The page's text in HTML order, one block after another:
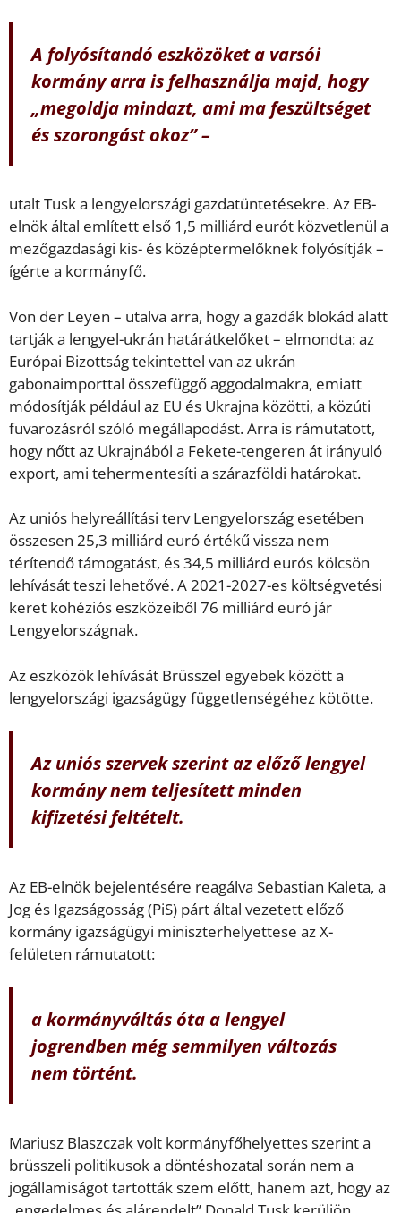
A folyósítandó eszközöket a varsói
kormány arra is felhasználja majd, hogy
„megoldja mindazt, ami ma feszültséget
és szorongást okoz” –
utalt Tusk a lengyelországi gazdatüntetésekre. Az EB-
elnök által említett első 1,5 milliárd eurót közvetlenül a
mezőgazdasági kis- és középtermelőknek folyósítják –
ígérte a kormányfő.
Von der Leyen – utalva arra, hogy a gazdák blokád alatt
tartják a lengyel-ukrán határátkelőket – elmondta: az
Európai Bizottság tekintettel van az ukrán
gabonaimporttal összefüggő aggodalmakra, emiatt
módosítják például az EU és Ukrajna közötti, a közúti
fuvarozásról szóló megállapodást. Arra is rámutatott,
hogy nőtt az Ukrajnából a Fekete-tengeren át irányuló
export, ami tehermentesíti a szárazföldi határokat.
Az uniós helyreállítási terv Lengyelország esetében
összesen 25,3 milliárd euró értékű vissza nem
térítendő támogatást, és 34,5 milliárd eurós kölcsön
lehívását teszi lehetővé. A 2021-2027-es költségvetési
keret kohéziós eszközeiből 76 milliárd euró jár
Lengyelországnak.
Az eszközök lehívását Brüsszel egyebek között a
lengyelországi igazságügy függetlenségéhez kötötte.
Az uniós szervek szerint az előző lengyel
kormány nem teljesített minden
kifizetési feltételt.
Az EB-elnök bejelentésére reagálva Sebastian Kaleta, a
Jog és Igazságosság (PiS) párt által vezetett előző
kormány igazságügyi miniszterhelyettese az X-
felületen rámutatott:
a kormányváltás óta a lengyel
jogrendben még semmilyen változás
nem történt.
Mariusz Blaszczak volt kormányfőhelyettes szerint a
brüsszeli politikusok a döntéshozatal során nem a
jogállamiságot tartották szem előtt, hanem azt, hogy az